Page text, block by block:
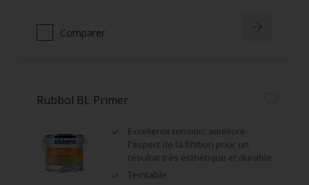
Comparer
Rubbol BL Primer
Excellente tension: améliore
l'aspect de la finition pour un
résultat très esthétique et durable
Teintable